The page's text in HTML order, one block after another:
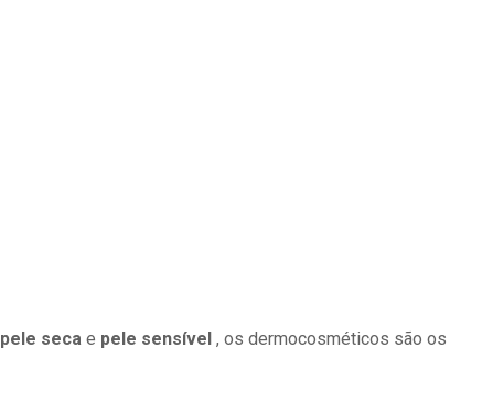
pele seca e pele sensível , os dermocosméticos são os